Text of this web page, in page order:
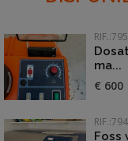
ma...
€ 600
Foss